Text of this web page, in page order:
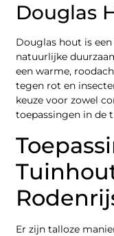
Douglas
Douglas hout is
natuurlijke
een warme,
tegen rot en
keuze voor zowel
toepassingen in de
Er zijn talloze